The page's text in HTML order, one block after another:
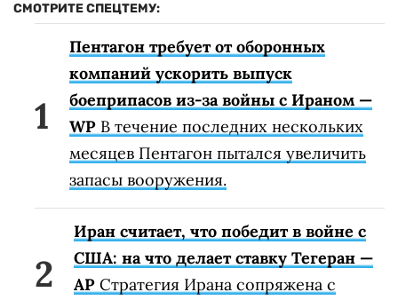
СМОТРИТЕ СПЕЦТЕМУ:
Пентагон требует от оборонных
компаний ускорить выпуск
боеприпасов из-за войны с Ираном —
WP В течение последних нескольких
месяцев Пентагон пытался увеличить
запасы вооружения.
Иран считает, что победит в войне с
США: на что делает ставку Тегеран —
AP Стратегия Ирана сопряжена с